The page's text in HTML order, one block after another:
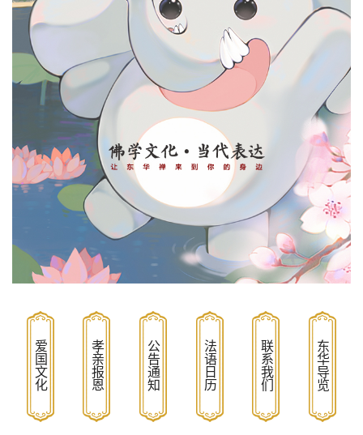
爱国文化 孝亲报恩 公告通知 法语日历 联系我们 东华导览